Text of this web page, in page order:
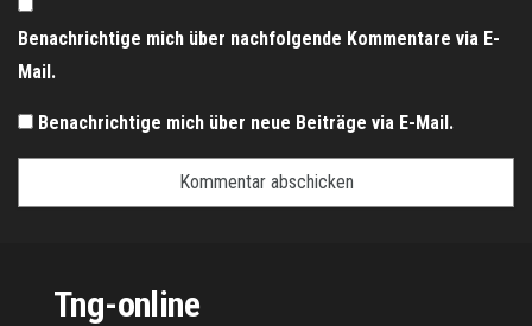
Benachrichtige mich über nachfolgende Kommentare via E-
Mail.
Benachrichtige mich über neue Beiträge via E-Mail.
Tng-online